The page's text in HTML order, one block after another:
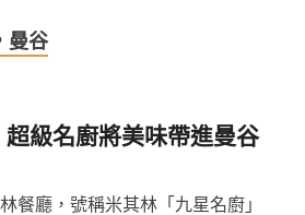
曼谷
超級名廚將美味帶進曼谷
餐廳，號稱米其林「九星名廚」